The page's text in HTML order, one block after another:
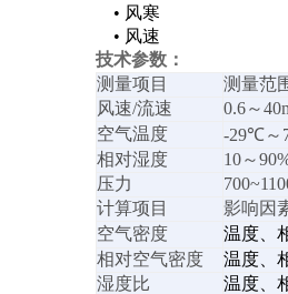
• 风寒
• 风速
技术参数：
测量项目
测量范
风速/流速 0.6～
空气温度
-29℃～
相对湿度
10～
压力
计算项目
影响因
空气密度
温度、
相对空气密度
温度、
湿度比
温度、